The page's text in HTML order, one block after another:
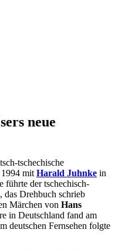
neue
tschechische
mit Harald Juhnke in
führte der tschechisch-
, das Drehbuch schrieb
Märchen von Hans
in Deutschland fand am
deutschen Fernsehen folgte